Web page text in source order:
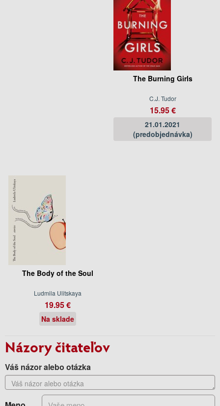
The Burning Girls
C.J. Tudor
15.95 €
21.01.2021
(predobjednávka)
The Body of the Soul
Ludmila Ulitskaya
19.95 €
Na sklade
Názory čitateľov
Váš názor alebo otázka